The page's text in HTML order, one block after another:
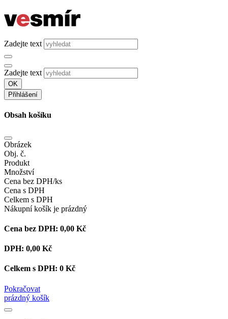
Zadejte text
Zadejte text
OK
Přihlášení
Obsah košíku
Obrázek
Obj. č.
Produkt
Množství
Cena bez DPH/ks
Cena s DPH
Celkem s DPH
Nákupní košík je prázdný
Cena bez DPH: 0,00 Kč
DPH: 0,00 Kč
Celkem s DPH: 0 Kč
Pokračovat
prázdný košík